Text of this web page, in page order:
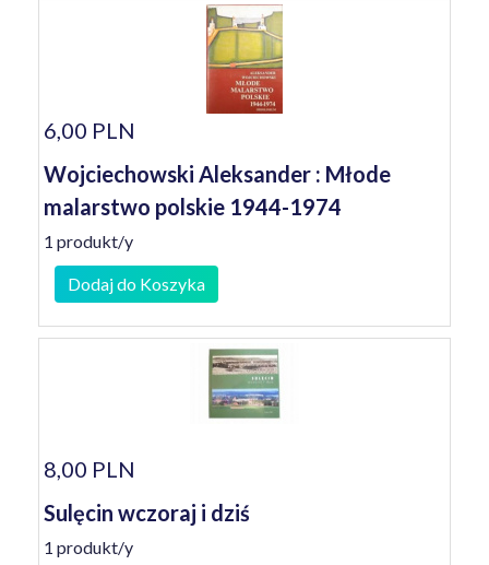
6,00 PLN
Wojciechowski Aleksander : Młode
malarstwo polskie 1944-1974
1 produkt/y
Dodaj do Koszyka
8,00 PLN
Sulęcin wczoraj i dziś
1 produkt/y